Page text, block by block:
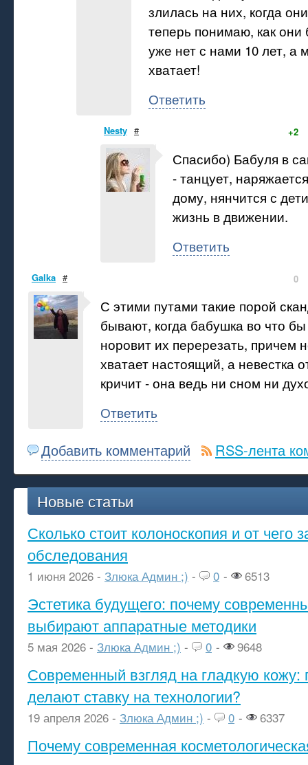
злилась на них, когда
теперь понимаю, как
уже нет с нами 10 лет, а
хватает!
Ответить
Nesty # +2
Спасибо) Бабуля в
- танцует,
дому, нянчится с
жизнь в движении.
Ответить
Galka # 0
С этими путами такие порой
бывают, когда бабушка во что
норовит их перерезать, причем
хватает настоящий, а невестка
кричит - она ведь ни сном ни
Ответить
Добавить комментарий RSS-лента
Новые статьи
Сколько стоит колоноскопия и от чего
обследования
1 июня 2026 - Злюка Админ ;) - 0 - 6513
Эстетика будущего: почему
выбирают аппаратные методики
5 мая 2026 - Злюка Админ ;) - 0 - 9648
Современный взгляд на гладкую кожу:
делают ставку на технологии?
19 апреля 2026 - Злюка Админ ;) - 0 - 6337
Почему современная